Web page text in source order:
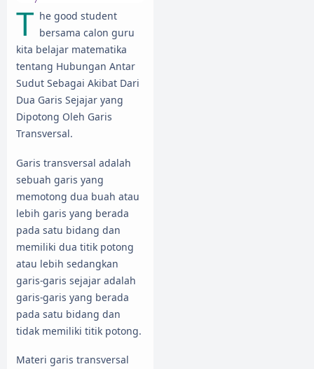
T he good student
bersama calon guru
kita belajar matematika
tentang Hubungan Antar
Sudut Sebagai Akibat Dari
Dua Garis Sejajar yang
Dipotong Oleh Garis
Transversal.
Garis transversal adalah
sebuah garis yang
memotong dua buah atau
lebih garis yang berada
pada satu bidang dan
memiliki dua titik potong
atau lebih sedangkan
garis-garis sejajar adalah
garis-garis yang berada
pada satu bidang dan
tidak memiliki titik potong.
Materi garis transversal